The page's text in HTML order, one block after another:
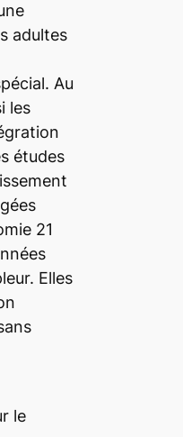
adultes
Au
les
études
21
Elles
le